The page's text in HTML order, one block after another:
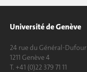
Université de Genève
24 rue du Général-Dufour
1211 Genève 4
T. +41 (0)22 379 71 11